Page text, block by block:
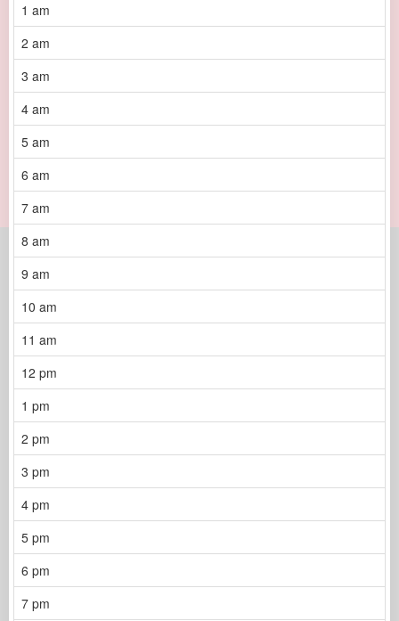
1 am
2 am
3 am
4 am
5 am
6 am
7 am
8 am
9 am
10 am
11 am
12 pm
1 pm
2 pm
3 pm
4 pm
5 pm
6 pm
7 pm